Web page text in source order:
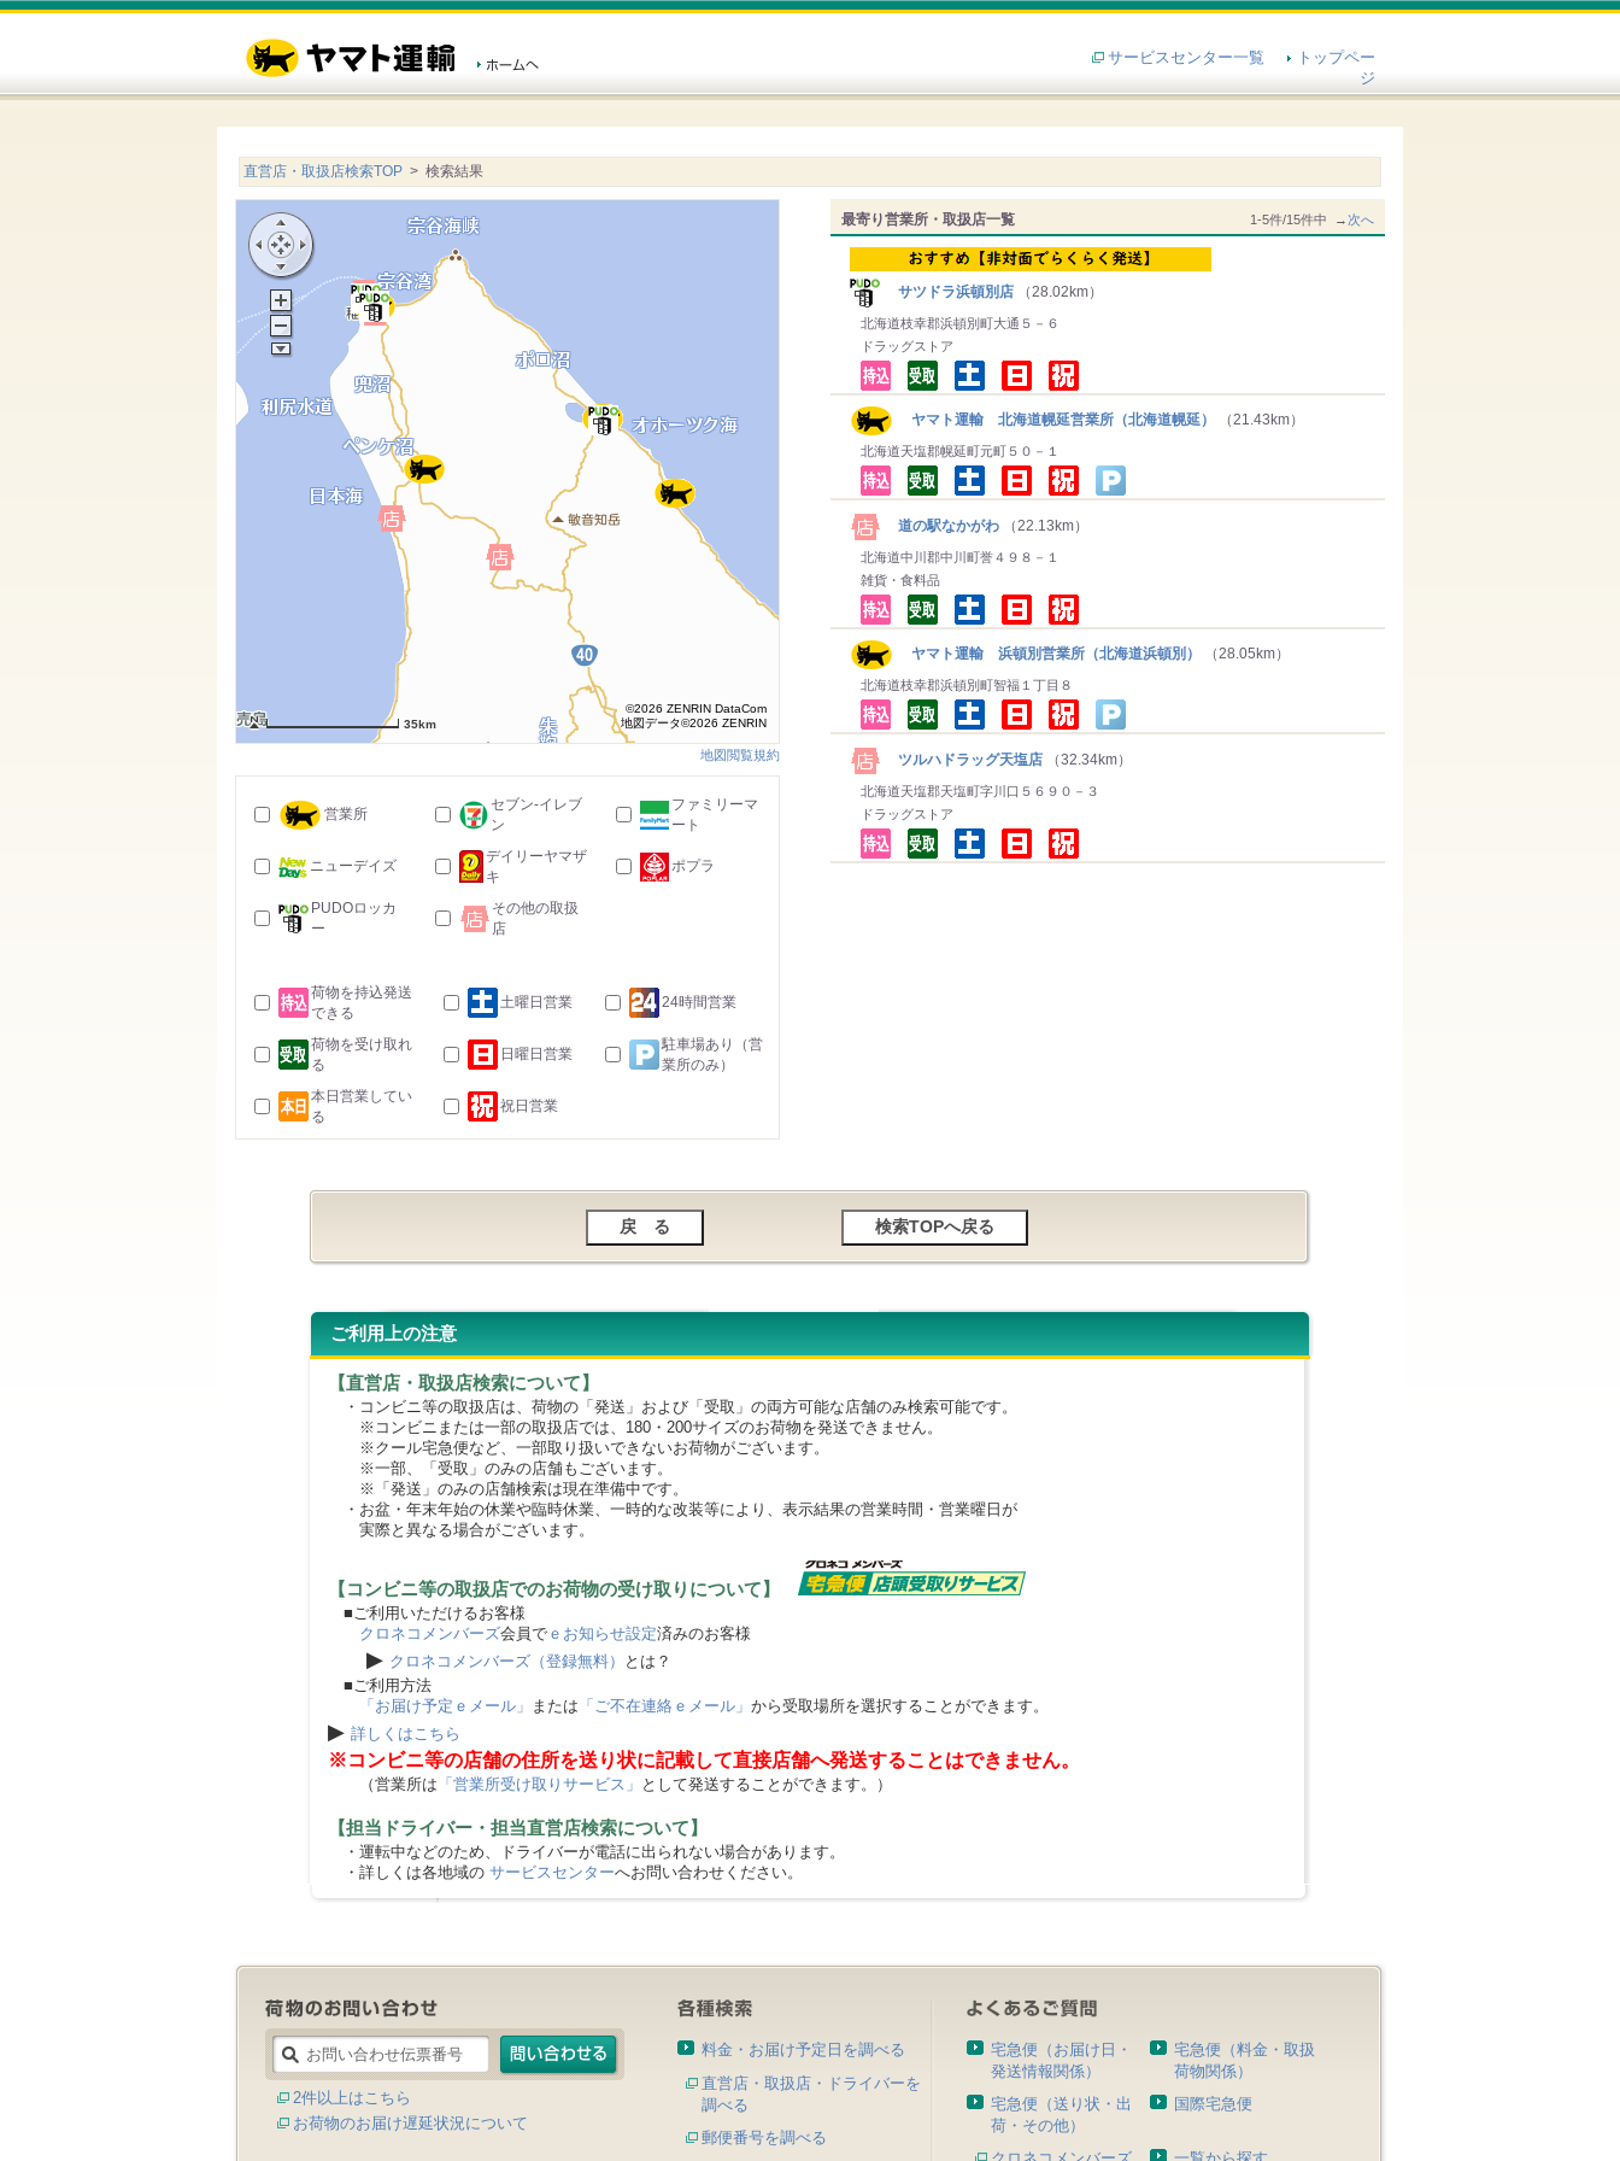
サービスセンター一覧
トップペー
ジ
直営店・取扱店検索TOP > 検索結果
最寄り営業所・取扱店一覧 1-5件/15件中 →次へ
サツドラ浜頓別店 （28.02km）
北海道枝幸郡浜頓別町大通５－６
ドラッグストア
ヤマト運輸 北海道幌延営業所（北海道幌延） （21.43km）
北海道天塩郡幌延町元町５０－１
道の駅なかがわ （22.13km）
北海道中川郡中川町誉４９８－１
雑貨・食料品
ヤマト運輸 浜頓別営業所（北海道浜頓別） （28.05km）
北海道枝幸郡浜頓別町智福１丁目８
ツルハドラッグ天塩店 （32.34km）
北海道天塩郡天塩町字川口５６９０－３
ドラッグストア
35km
©2026 ZENRIN DataCom
地図データ©2026 ZENRIN
地図閲覧規約
営業所
セブン-イレブ
ン
ファミリーマ
ート
ニューデイズ
デイリーヤマザ
キ
ポプラ
PUDOロッカ
ー
その他の取扱
店
荷物を持込発送
できる
土曜日営業 24時間営業
荷物を受け取れ
る
日曜日営業
駐車場あり（営
業所のみ）
本日営業してい
る
祝日営業
ご利用上の注意
【直営店・取扱店検索について】
・コンビニ等の取扱店は、荷物の「発送」および「受取」の両方可能な店舗のみ検索可能です。
※コンビニまたは一部の取扱店では、180・200サイズのお荷物を発送できません。
※クール宅急便など、一部取り扱いできないお荷物がございます。
※一部、「受取」のみの店舗もございます。
※「発送」のみの店舗検索は現在準備中です。
・お盆・年末年始の休業や臨時休業、一時的な改装等により、表示結果の営業時間・営業曜日が
実際と異なる場合がございます。
【コンビニ等の取扱店でのお荷物の受け取りについて】
■ご利用いただけるお客様
クロネコメンバーズ会員で ｅお知らせ設定済みのお客様
▶ クロネコメンバーズ（登録無料）
とは？
■ご利用方法
「お届け予定ｅメール」 または 「ご不在連絡ｅメール」 から受取場所を選択することができます。
▶ 詳しくはこちら
※コンビニ等の店舗の住所を送り状に記載して直接店舗へ発送することはできません。
（営業所は 「営業所受け取りサービス」 として発送することができます。）
【担当ドライバー・担当直営店検索について】
・運転中などのため、ドライバーが電話に出られない場合があります。
・詳しくは各地域の サービスセンターへお問い合わせください。
2件以上はこちら
お荷物のお届け遅延状況について
料金・お届け予定日を調べる
直営店・取扱店・ドライバーを
調べる
郵便番号を調べる
宅急便（お届け日・
発送情報関係）
宅急便（料金・取扱
荷物関係）
宅急便（送り状・出
荷・その他）
国際宅急便